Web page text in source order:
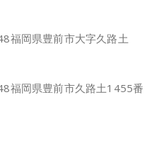
県豊前市大字久路土
豊前市久路土1455番